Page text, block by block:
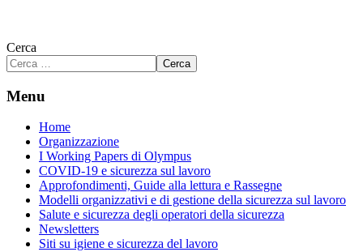
Cerca
Cerca
Menu
Home
Organizzazione
I Working Papers di Olympus
COVID-19 e sicurezza sul lavoro
Approfondimenti, Guide alla lettura e Rassegne
Modelli organizzativi e di gestione della sicurezza sul lavoro
Salute e sicurezza degli operatori della sicurezza
Newsletters
Siti su igiene e sicurezza del lavoro